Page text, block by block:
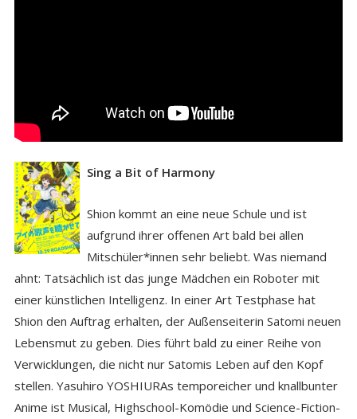
Sing a Bit of Harmony
Shion kommt an eine neue Schule und ist
aufgrund ihrer offenen Art bald bei allen
Mitschüler*innen sehr beliebt. Was niemand
ahnt: Tatsächlich ist das junge Mädchen ein Roboter mit
einer künstlichen Intelligenz. In einer Art Testphase hat
Shion den Auftrag erhalten, der Außenseiterin Satomi neuen
Lebensmut zu geben. Dies führt bald zu einer Reihe von
Verwicklungen, die nicht nur Satomis Leben auf den Kopf
stellen. Yasuhiro YOSHIURAs temporeicher und knallbunter
Anime ist Musical, Highschool-Komödie und Science-Fiction-